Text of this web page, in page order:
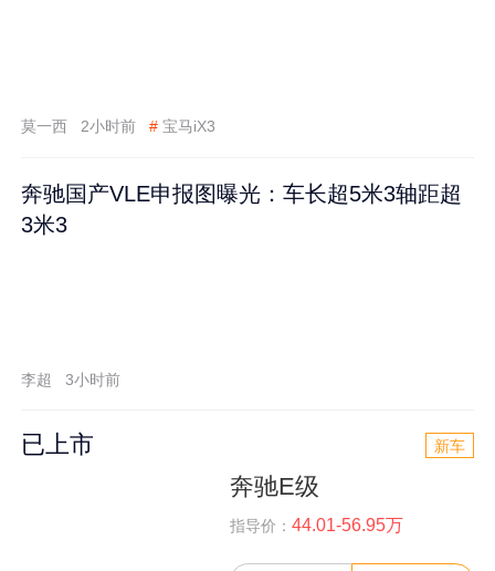
莫一西 2小时前 # 宝马iX3
奔驰国产VLE申报图曝光：车长超5米3轴距超
3米3
李超 3小时前
已上市 新车
奔驰E级
指导价： 44.01-56.95万